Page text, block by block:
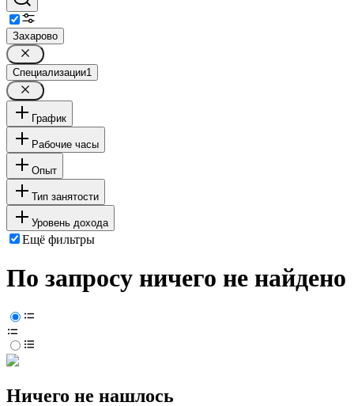
Захарово
Специализации1
График
Рабочие часы
Опыт
Тип занятости
Уровень дохода
Ещё фильтры
По запросу ничего не найдено
Ничего не нашлось